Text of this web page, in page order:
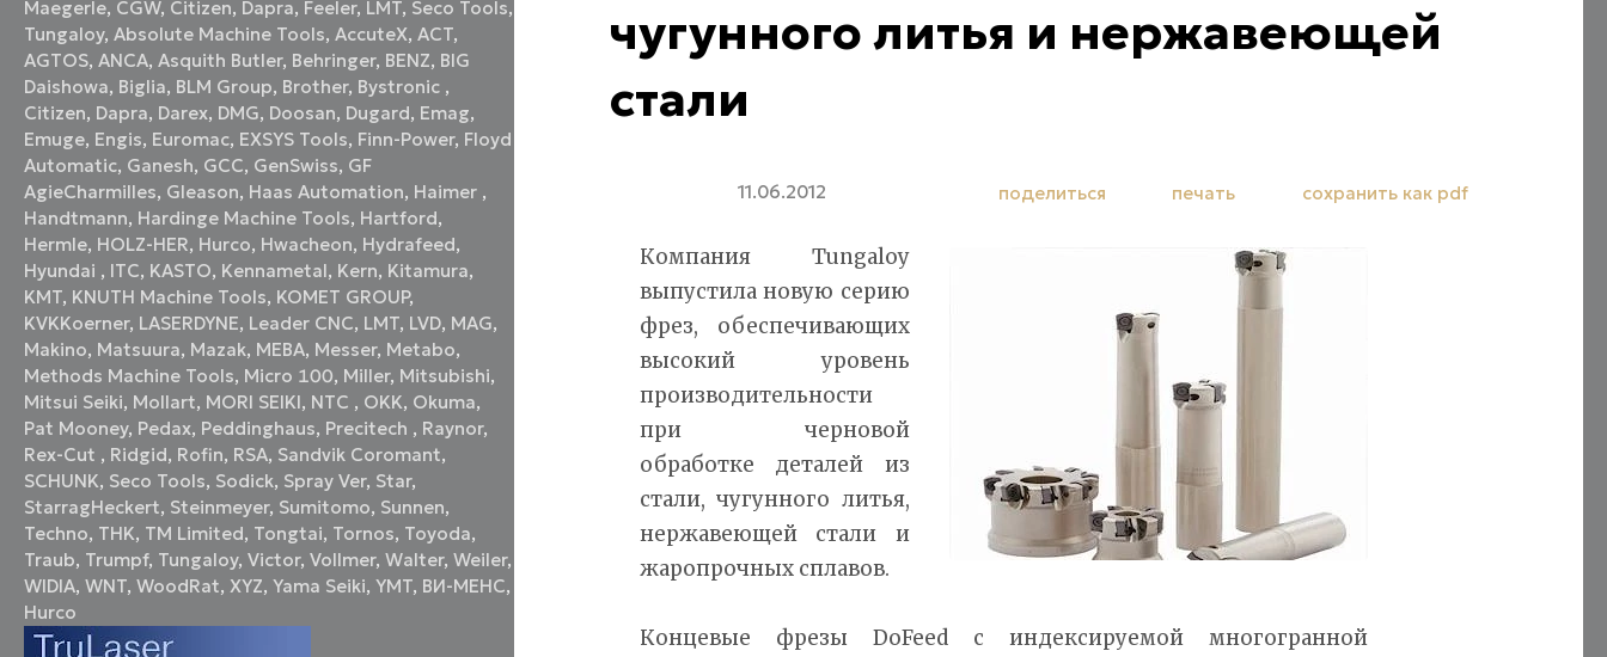
Maegerle, CGW, Citizen, Dapra, Feeler, LMT, Seco Tools,
Tungaloy,Absolute Machine Tools,AccuteX,ACT,
AGTOS,ANCA,Asquith Butler, Behringer, BENZ, BIG
Daishowa, Biglia, BLM Group, Brother, Bystronic ,
Citizen, Dapra, Darex, DMG, Doosan, Dugard, Emag,
Emuge, Engis, Euromac, EXSYS Tools, Finn-Power, Floyd
Automatic, Ganesh, GCC, GenSwiss, GF
AgieCharmilles, Gleason, Haas Automation, Haimer ,
Handtmann, Hardinge Machine Tools, Hartford,
Hermle, HOLZ-HER, Hurco, Hwacheon, Hydrafeed,
Hyundai , ITC, KASTO, Kennametal, Kern, Kitamura,
KMT, KNUTH Machine Tools, KOMET GROUP,
KVKKoerner, LASERDYNE, Leader CNC, LMT, LVD, MAG,
Makino, Matsuura, Mazak, MEBA, Messer, Metabo,
Methods Machine Tools, Micro 100, Miller, Mitsubishi,
Mitsui Seiki, Mollart, MORI SEIKI, NTC , OKK, Okuma,
Pat Mooney, Pedax, Peddinghaus, Precitech , Raynor,
Rex-Cut , Ridgid, Rofin, RSA, Sandvik Coromant,
SCHUNK, Seco Tools, Sodick, Spray Ver, Star,
StarragHeckert, Steinmeyer, Sumitomo, Sunnen,
Techno, THK, TM Limited, Tongtai, Tornos, Toyoda,
Traub, Trumpf, Tungaloy,Victor,Vollmer,Walter,Weiler,
WIDIA,WNT,WoodRat,XYZ,Yama Seiki,YMT, ВИ-МЕНС,
Нurco
чугунного литья и нержавеющей
стали
11.06.2012 поделиться печать сохранить как pdf
Компания Tungaloy
выпустила новую серию
фрез, обеспечивающих
высокий уровень
производительности
при черновой
обработке деталей из
стали, чугунного литья,
нержавеющей стали и
жаропрочных сплавов.
Концевые фрезы DoFeed с индексируемой многогранной